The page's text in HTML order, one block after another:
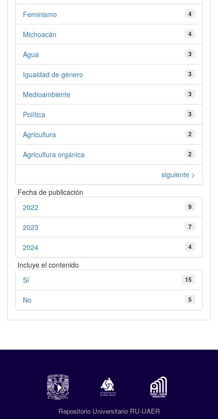
4
Feminismo
4
Michoacán
3
Agua
3
Igualdad de género
3
Medioambiente
3
Política
2
Agricultura
2
Agricultura orgánica
siguiente >
Fecha de publicación
9
2022
7
2023
4
2024
Incluye el contenido
15
Sí
5
No
Repositorio Universitario RU-UAER